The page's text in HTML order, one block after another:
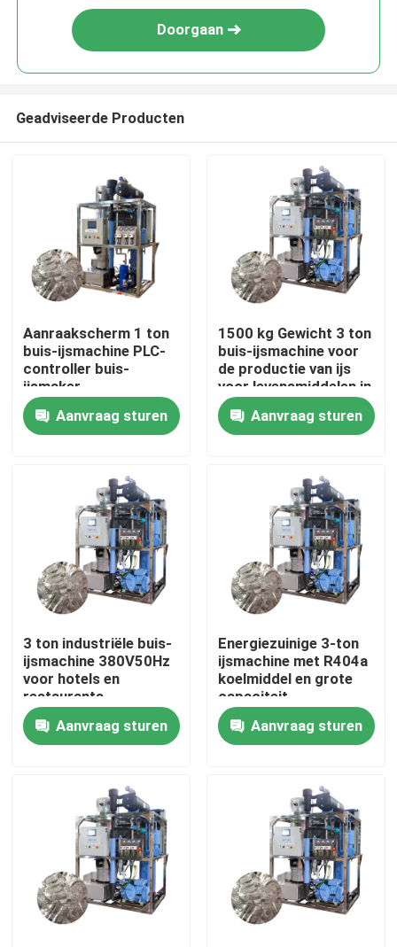
Huis
Producten
VR-show
Over ons
Fabriekstocht
Kwaliteitscontrole
Vraag een offerte
Buismachine
Doorgaan
Geadviseerde Producten
Aanraakscherm 1 ton
buis-ijsmachine PLC-
controller buis-
ijsmaker
geautomatiseerd
Aanvraag sturen
1500 kg Gewicht 3 ton
buis-ijsmachine voor
de productie van ijs
voor levensmiddelen in
de verkoop en
prestatiesAanvraag sturen
3 ton industriële buis-
ijsmachine 380V50Hz
voor hotels en
restaurants
Aanvraag sturen
Energiezuinige 3-ton
ijsmachine met R404a
koelmiddel en grote
capaciteit
Aanvraag sturen